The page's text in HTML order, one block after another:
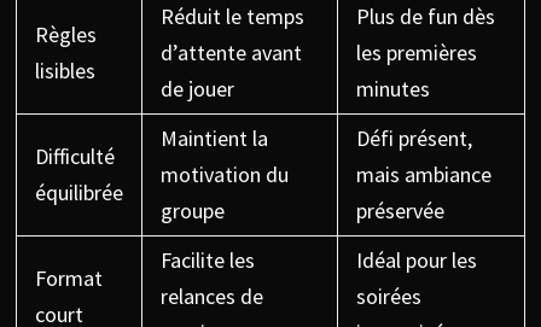
Règles
lisibles
Réduit le temps
d’attente avant
de jouer
Plus de fun dès
les premières
minutes
Difficulté
équilibrée
Maintient la
motivation du
groupe
Défi présent,
mais ambiance
préservée
Format
court
Facilite les
relances de
Idéal pour les
soirées